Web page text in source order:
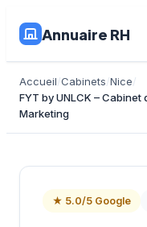
Annuaire RH
Accueil Cabinets Nice
FYT by UNLCK –
Marketing
★ 5.0/5 Google